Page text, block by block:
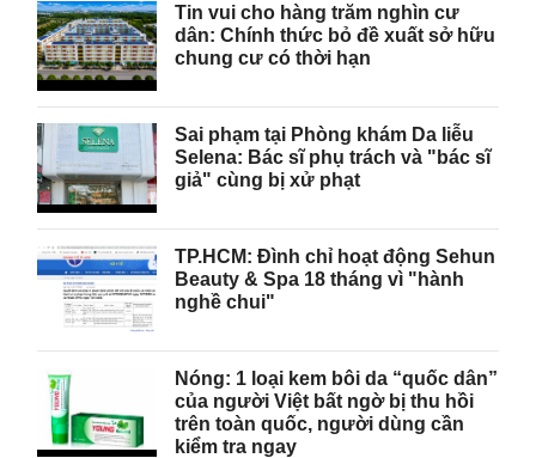
Tin vui cho hàng trăm nghìn cư
dân: Chính thức bỏ đề xuất sở hữu
chung cư có thời hạn
Sai phạm tại Phòng khám Da liễu
Selena: Bác sĩ phụ trách và "bác sĩ
giả" cùng bị xử phạt
TP.HCM: Đình chỉ hoạt động Sehun
Beauty & Spa 18 tháng vì "hành
nghề chui"
Nóng: 1 loại kem bôi da “quốc dân”
của người Việt bất ngờ bị thu hồi
trên toàn quốc, người dùng cần
kiểm tra ngay